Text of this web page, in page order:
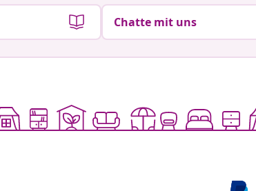
Chatte mit uns